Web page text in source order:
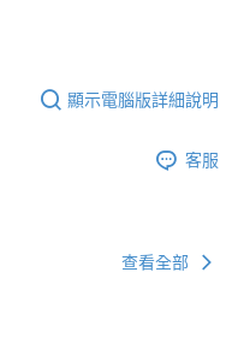
顯示電腦版詳細說明
客服
查看全部